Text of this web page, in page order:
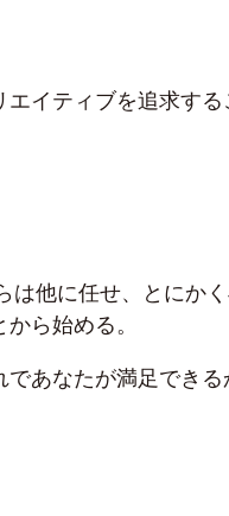
イティブを追求する
は他に任せ、とにか
ら始める。
であなたが満足できる